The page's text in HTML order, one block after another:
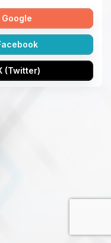
(Twitter)